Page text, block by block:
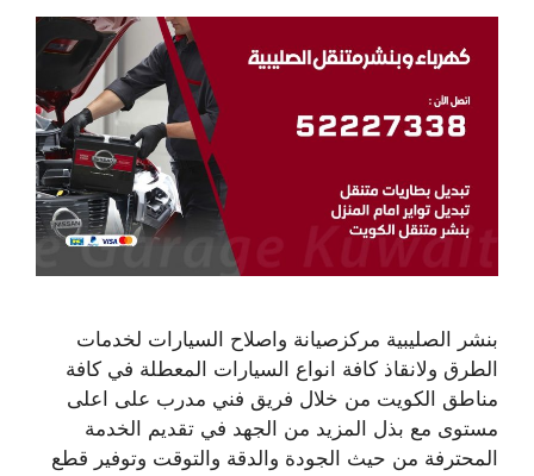
بنشر الصليبية مركزصيانة واصلاح السيارات لخدمات
الطرق ولانقاذ كافة انواع السيارات المعطلة في كافة
مناطق الكويت من خلال فريق فني مدرب على اعلى
مستوى مع بذل المزيد من الجهد في تقديم الخدمة
المحترفة من حيث الجودة والدقة والتوقت وتوفير قطع